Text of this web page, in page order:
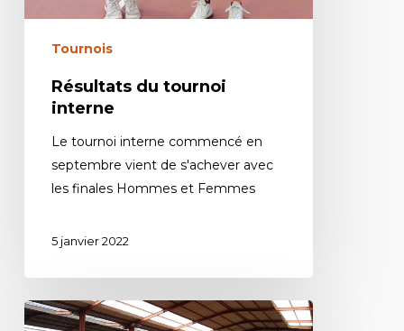
Tournois
Résultats du tournoi
interne
Le tournoi interne commencé en
septembre vient de s'achever avec
les finales Hommes et Femmes
5 janvier 2022